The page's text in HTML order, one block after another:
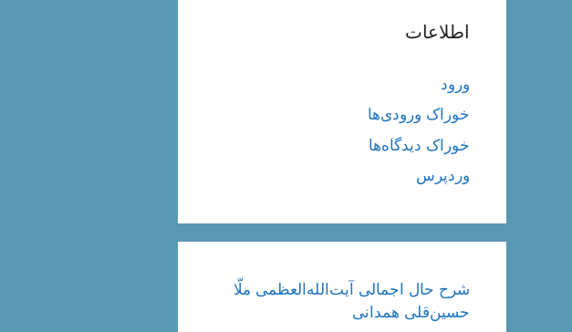
اطلاعات
ورود
خوراک ورودی‌ها
خوراک دیدگاه‌ها
وردپرس
شرح حال اجمالی آیت‌الله‌العظمی ملّا
حسین‌قلی همدانی